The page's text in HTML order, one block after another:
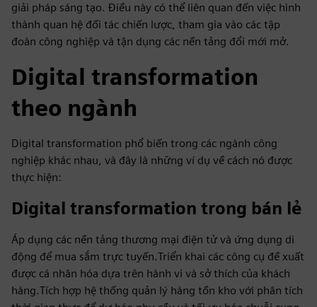
giải pháp sáng tạo. Điều này có thể liên quan đến việc hình
thành quan hệ đối tác chiến lược, tham gia vào các tập
đoàn công nghiệp và tận dụng các nền tảng đổi mới mở.
Digital transformation
theo ngành
Digital transformation phổ biến trong các ngành công
nghiệp khác nhau, và đây là những ví dụ về cách nó được
thực hiện:
Digital transformation trong bán lẻ
Áp dụng các nền tảng thương mại điện tử và ứng dụng di
động để mua sắm trực tuyến.Triển khai các công cụ đề xuất
được cá nhân hóa dựa trên hành vi và sở thích của khách
hàng.Tích hợp hệ thống quản lý hàng tồn kho với phân tích